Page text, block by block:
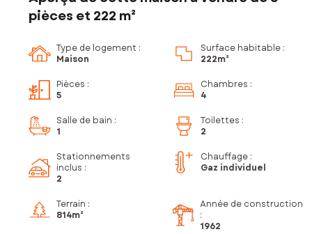
pièces et 222 m²
Type de logement :
Maison
Surface habitable :
222m²
Pièces :
5
Chambres :
4
Salle de bain :
1
Toilettes :
2
Stationnements
inclus :
2
Chauffage :
Gaz individuel
Terrain :
814m²
Année de construction
:
1962